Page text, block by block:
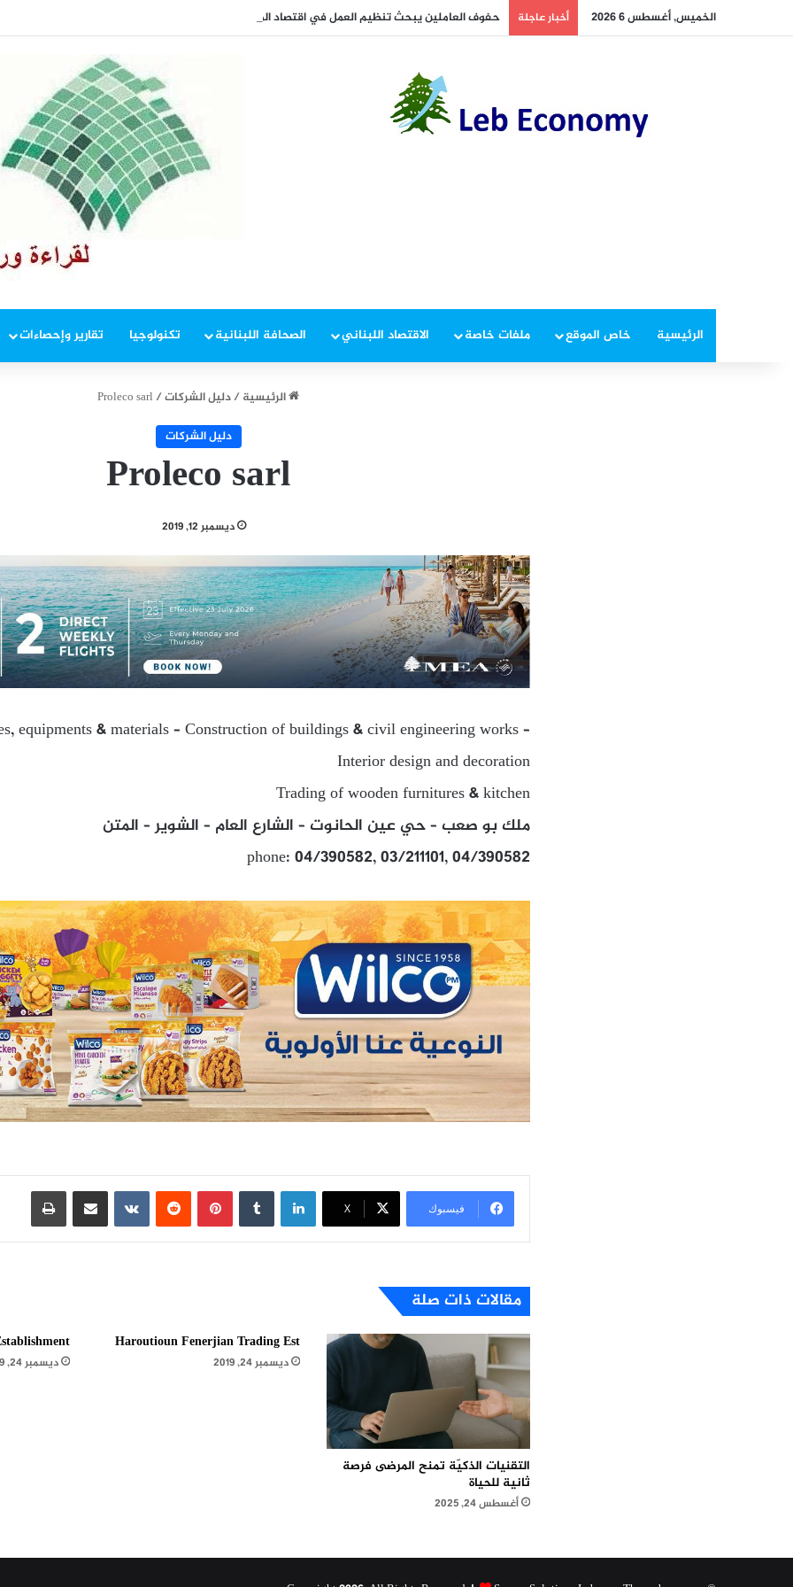
الخميس, أغسطس 6 2026 أخبار عاجلة حفوف العاملين يبحث تنظيم العمل في اقتصاد المنصات الرقمية
الرئيسية خاص الموقع ملفات خاصة الاقتصاد اللبناني الصحافة اللبنانية تكنولوجيا تقارير وإحصاءات
الرئيسية/دليل الشركات/
Proleco sarl
دليل الشركات
Proleco sarl
ديسمبر 12, 2019
equipments & materials – Construction of buildings & civil engineering works –
Interior design and decoration
Trading of wooden furnitures & kitchen
ملك بو صعب – حي عين الحانوت – الشارع العام – الشوير – المتن
phone: 04/390582, 03/211101, 04/390582
فيسبوك X
لينكدإن بينتيريست مشاركة عبر البريد طباعة
مقالات ذات صلة
التقنيات الذكيّة تمنح المرضى فرصة
ثانية للحياة
أغسطس 24, 2025
Haroutioun Fenerjian Trading Est
ديسمبر 24, 2019 ديسمبر 24, 2019